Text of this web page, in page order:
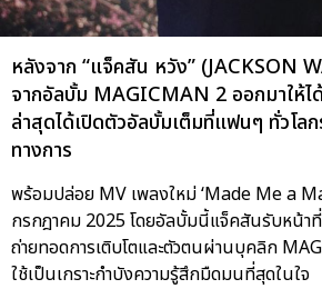
หลังจาก “แจ็คสัน หวัง” (JACKSON
จากอัลบั้ม MAGICMAN 2 ออกมาให้ไ
ล่าสุดได้เปิดตัวอัลบั้มเต็มที่แฟนๆ ทั่วโล
ทางการ
พร้อมปล่อย MV เพลงใหม่ ‘Made Me a
กรกฎาคม 2025 โดยอัลบั้มนี้แจ็คสันรับหน้า
ถ่ายทอดการเติบโตและตัวตนผ่านบุคลิก
ใช้เป็นเกราะกำบังความรู้สึกมืดมนที่สุดในใจ